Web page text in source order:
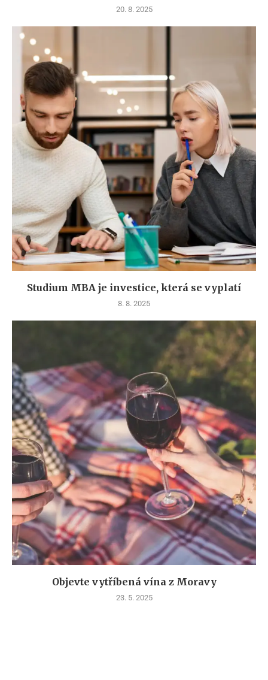
20. 8. 2025
Studium MBA je investice, která se vyplatí
8. 8. 2025
Objevte vytříbená vína z Moravy
23. 5. 2025